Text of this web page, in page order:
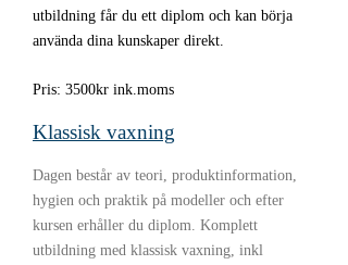
utbildning får du ett diplom och kan börja
använda dina kunskaper direkt.
Pris: 3500kr ink.moms
Klassisk vaxning
Dagen består av teori, produktinformation,
hygien och praktik på modeller och efter
kursen erhåller du diplom. Komplett
utbildning med klassisk vaxning, inkl